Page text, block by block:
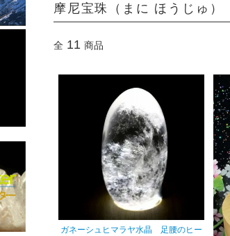
摩尼宝珠（まに ほうじゅ）
全 11 商品
ガネーシュヒマラヤ水晶 足腰のヒー